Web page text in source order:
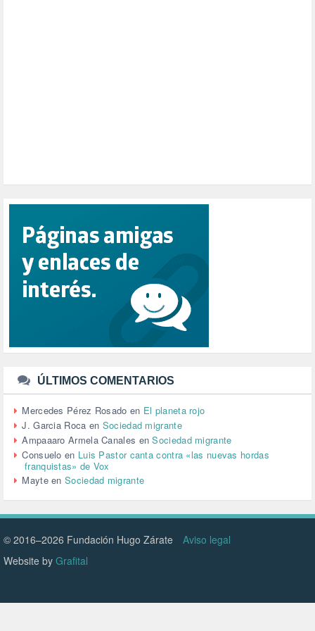
PUERTO DE VALENCIA (1)
RACISMO (1)
RELIGIÓN (114)
REPUBLICA (1)
SALUD (108)
SENSIBILIZACIÓN (576)
SINDICATOS (12)
TTIP (6)
URBANISMO (1)
URBANIZACIÓN (1)
VEJEZ (1)
VENEZUELA (3)
VENEZULA (1)
VIAJES (1)
VIOLENCIA (2)
VIOLENCIA DE GÉNERO (223)
VIVIENDA (9)
VOLODIMIR ZELENSKY (1)
ÚLTIMOS COMENTARIOS
Mercedes Pérez Rosado en El planeta rojo
J. Garcia Roca en Sociedad migrante
Ampaaaro Armela Canales enSociedad migrante
Consuelo en Luis Pastor canta contra «las nuevas hordas
franquistas» de Vox
MayteenSociedad migrante
© 2016–2026 Fundación Hugo Zárate
Aviso legal
Website by Grafital